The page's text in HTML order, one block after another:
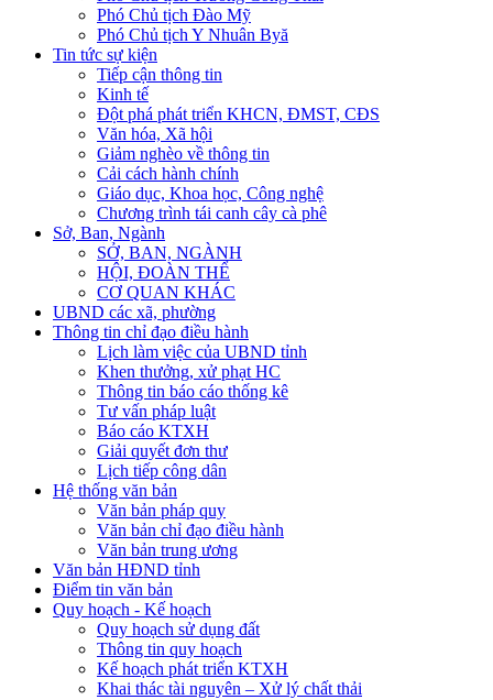
Phó Chủ tịch Đào Mỹ
Phó Chủ tịch Y Nhuân Byă
Tin tức sự kiện
Tiếp cận thông tin
Kinh tế
Đột phá phát triển KHCN, ĐMST, CĐS
Văn hóa, Xã hội
Giảm nghèo về thông tin
Cải cách hành chính
Giáo dục, Khoa học, Công nghệ
Chương trình tái canh cây cà phê
Sở, Ban, Ngành
SỞ, BAN, NGÀNH
HỘI, ĐOÀN THỂ
CƠ QUAN KHÁC
UBND các xã, phường
Thông tin chỉ đạo điều hành
Lịch làm việc của UBND tỉnh
Khen thưởng, xử phạt HC
Thông tin báo cáo thống kê
Tư vấn pháp luật
Báo cáo KTXH
Giải quyết đơn thư
Lịch tiếp công dân
Hệ thống văn bản
Văn bản pháp quy
Văn bản chỉ đạo điều hành
Văn bản trung ương
Văn bản HĐND tỉnh
Điểm tin văn bản
Quy hoạch - Kế hoạch
Quy hoạch sử dụng đất
Thông tin quy hoạch
Kế hoạch phát triển KTXH
Khai thác tài nguyên – Xử lý chất thải